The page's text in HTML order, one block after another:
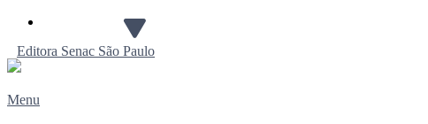
o
Editora Senac São Paulo
Menu